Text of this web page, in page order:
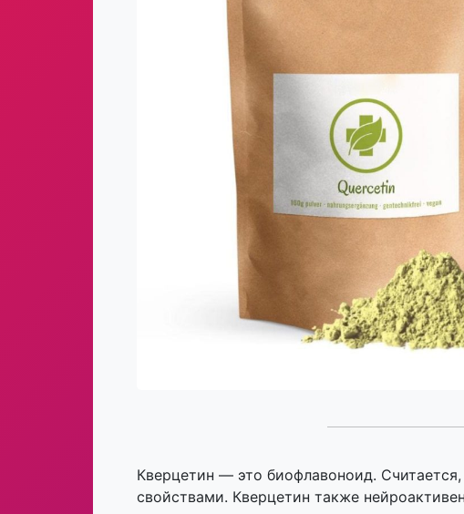
Кверцетин — это биофлавоноид.
свойствами. Кверцетин также